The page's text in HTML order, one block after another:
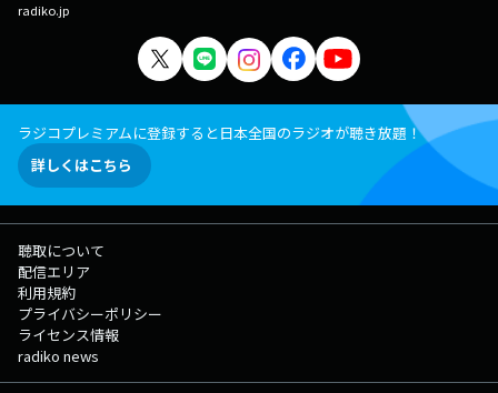
radiko.jp
ラジコプレミアムに登録すると日本全国のラジオが聴き放題！
詳しくはこちら
聴取について
配信エリア
利用規約
プライバシーポリシー
ライセンス情報
radiko news